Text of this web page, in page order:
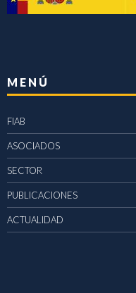
MENÚ
FIAB
ASOCIADOS
SECTOR
PUBLICACIONES
ACTUALIDAD